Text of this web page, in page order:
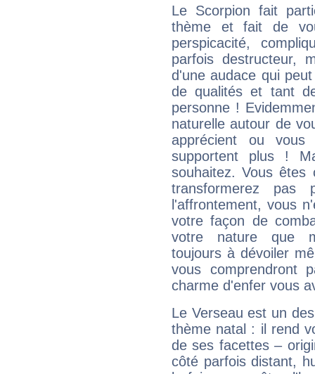
Le Scorpion fait
thème et fait de
perspicacité,
parfois destructeur,
d'une audace qui
de qualités et tant
personne !
naturelle autour de
apprécient ou
supportent plus !
souhaitez. Vous
transformerez
l'affrontement, vous
votre façon de
votre nature que
toujours à dévoiler
vous comprendront
charme d'enfer vous
Le Verseau est un
thème natal : il rend
de ses facettes –
côté parfois distant,